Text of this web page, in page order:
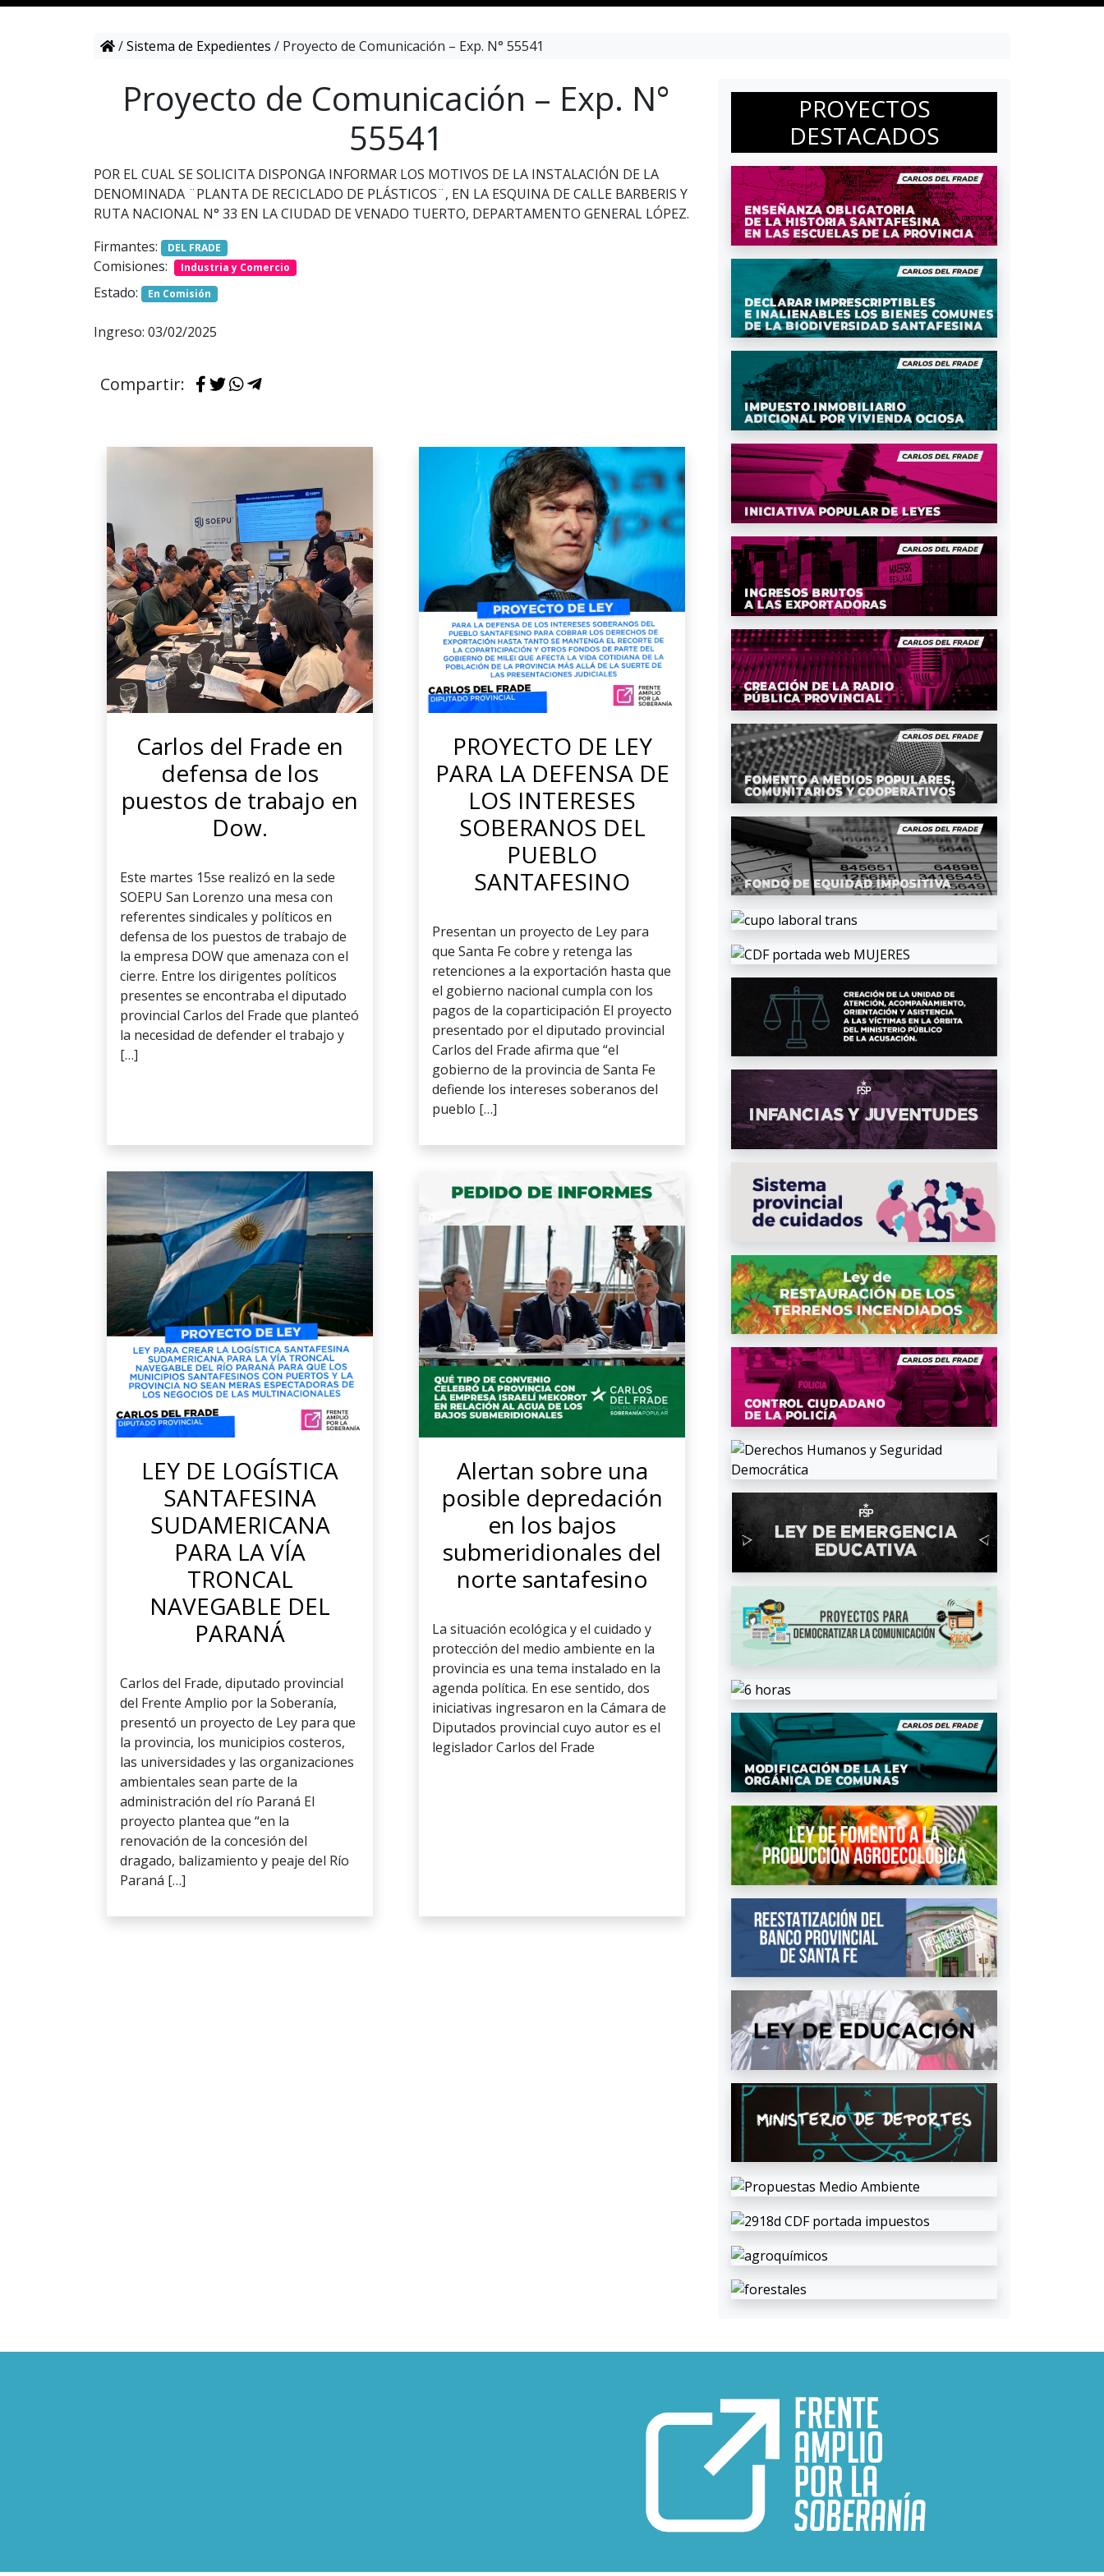
/Sistema de Expedientes / Proyecto de Comunicación – Exp. N° 55541
Proyecto de Comunicación – Exp. N°
55541
POR EL CUAL SE SOLICITA DISPONGA INFORMAR LOS MOTIVOS DE LA INSTALACIÓN DE LA
DENOMINADA ¨PLANTA DE RECICLADO DE PLÁSTICOS¨, EN LA ESQUINA DE CALLE BARBERIS Y
RUTA NACIONAL N° 33 EN LA CIUDAD DE VENADO TUERTO, DEPARTAMENTO GENERAL LÓPEZ.
Firmantes:
DEL FRADE
Comisiones: Industria y Comercio
Estado: En Comisión
Ingreso: 03/02/2025
Compartir:
Carlos del Frade en
defensa de los
puestos de trabajo en
Dow.
Este martes 15se realizó en la sede
SOEPU San Lorenzo una mesa con
referentes sindicales y políticos en
defensa de los puestos de trabajo de
la empresa DOW que amenaza con el
cierre. Entre los dirigentes políticos
presentes se encontraba el diputado
provincial Carlos del Frade que planteó
la necesidad de defender el trabajo y
[…]
PROYECTO DE LEY
PARA LA DEFENSA DE
LOS INTERESES
SOBERANOS DEL
PUEBLO
SANTAFESINO
Presentan un proyecto de Ley para
que Santa Fe cobre y retenga las
retenciones a la exportación hasta que
el gobierno nacional cumpla con los
pagos de la coparticipación El proyecto
presentado por el diputado provincial
Carlos del Frade afirma que “el
gobierno de la provincia de Santa Fe
defiende los intereses soberanos del
pueblo […]
LEY DE LOGÍSTICA
SANTAFESINA
SUDAMERICANA
PARA LA VÍA
TRONCAL
NAVEGABLE DEL
PARANÁ
Carlos del Frade, diputado provincial
del Frente Amplio por la Soberanía,
presentó un proyecto de Ley para que
la provincia, los municipios costeros,
las universidades y las organizaciones
ambientales sean parte de la
administración del río Paraná El
proyecto plantea que “en la
renovación de la concesión del
dragado, balizamiento y peaje del Río
Paraná […]
Alertan sobre una
posible depredación
en los bajos
submeridionales del
norte santafesino
La situación ecológica y el cuidado y
protección del medio ambiente en la
provincia es una tema instalado en la
agenda política. En ese sentido, dos
iniciativas ingresaron en la Cámara de
Diputados provincial cuyo autor es el
legislador Carlos del Frade
PROYECTOS
DESTACADOS